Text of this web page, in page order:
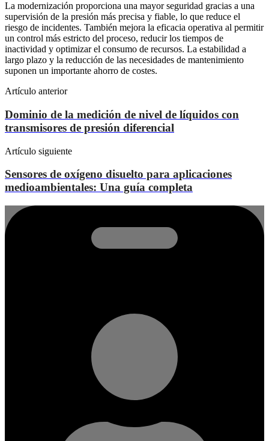
La modernización proporciona una mayor seguridad gracias a una
supervisión de la presión más precisa y fiable, lo que reduce el
riesgo de incidentes. También mejora la eficacia operativa al permitir
un control más estricto del proceso, reducir los tiempos de
inactividad y optimizar el consumo de recursos. La estabilidad a
largo plazo y la reducción de las necesidades de mantenimiento
suponen un importante ahorro de costes.
Artículo anterior
Dominio de la medición de nivel de líquidos con
transmisores de presión diferencial
Artículo siguiente
Sensores de oxígeno disuelto para aplicaciones
medioambientales: Una guía completa